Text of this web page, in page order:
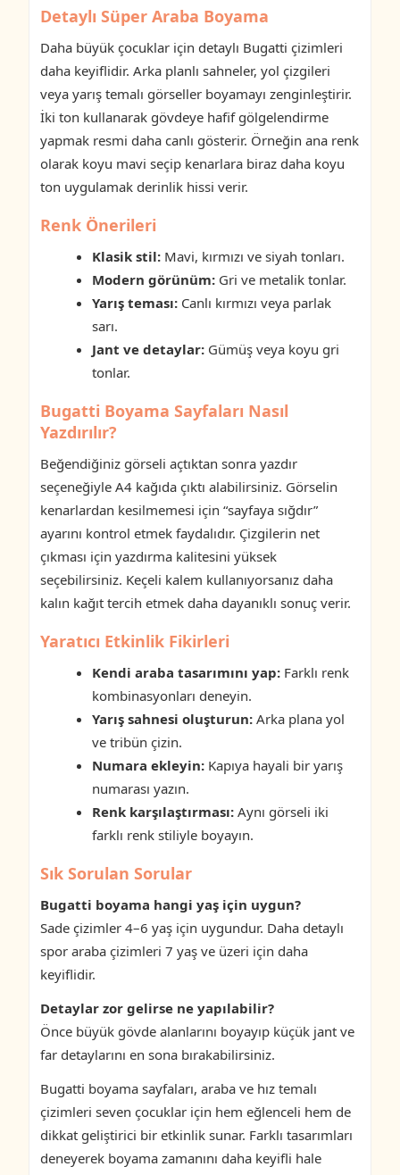
Detaylı Süper Araba Boyama
Daha büyük çocuklar için detaylı Bugatti çizimleri
daha keyiflidir. Arka planlı sahneler, yol çizgileri
veya yarış temalı görseller boyamayı zenginleştirir.
İki ton kullanarak gövdeye hafif gölgelendirme
yapmak resmi daha canlı gösterir. Örneğin ana renk
olarak koyu mavi seçip kenarlara biraz daha koyu
ton uygulamak derinlik hissi verir.
Renk Önerileri
Klasik stil: Mavi, kırmızı ve siyah tonları.
Modern görünüm: Gri ve metalik tonlar.
Yarış teması: Canlı kırmızı veya parlak
sarı.
Jant ve detaylar: Gümüş veya koyu gri
tonlar.
Bugatti Boyama Sayfaları Nasıl
Yazdırılır?
Beğendiğiniz görseli açtıktan sonra yazdır
seçeneğiyle A4 kağıda çıktı alabilirsiniz. Görselin
kenarlardan kesilmemesi için “sayfaya sığdır”
ayarını kontrol etmek faydalıdır. Çizgilerin net
çıkması için yazdırma kalitesini yüksek
seçebilirsiniz. Keçeli kalem kullanıyorsanız daha
kalın kağıt tercih etmek daha dayanıklı sonuç verir.
Yaratıcı Etkinlik Fikirleri
Kendi araba tasarımını yap: Farklı renk
kombinasyonları deneyin.
Yarış sahnesi oluşturun: Arka plana yol
ve tribün çizin.
Numara ekleyin: Kapıya hayali bir yarış
numarası yazın.
Renk karşılaştırması: Aynı görseli iki
farklı renk stiliyle boyayın.
Sık Sorulan Sorular
Bugatti boyama hangi yaş için uygun?
Sade çizimler 4–6 yaş için uygundur. Daha detaylı
spor araba çizimleri 7 yaş ve üzeri için daha
keyiflidir.
Detaylar zor gelirse ne yapılabilir?
Önce büyük gövde alanlarını boyayıp küçük jant ve
far detaylarını en sona bırakabilirsiniz.
Bugatti boyama sayfaları, araba ve hız temalı
çizimleri seven çocuklar için hem eğlenceli hem de
dikkat geliştirici bir etkinlik sunar. Farklı tasarımları
deneyerek boyama zamanını daha keyifli hale